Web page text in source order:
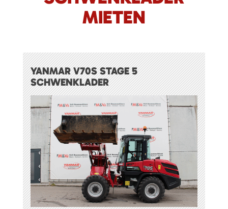
MIETEN
YANMAR V70S STAGE 5
SCHWENKLADER